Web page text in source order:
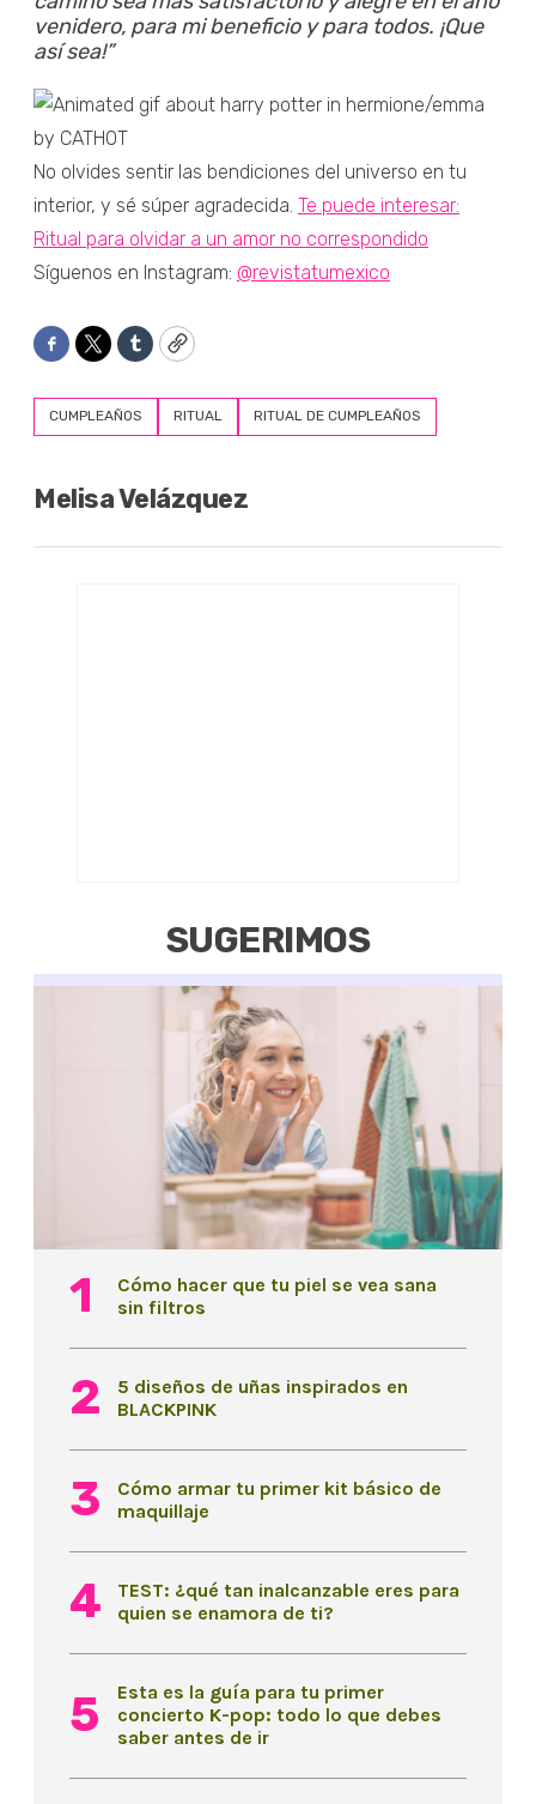
venidero, para mi beneficio y para todos. ¡Que
así sea!”
No olvides sentir las bendiciones del universo en tu
interior, y sé súper agradecida. Te puede interesar:
Ritual para olvidar a un amor no correspondido
Síguenos en Instagram: @revistatumexico
Facebook
TwitterTumblrCopy
CUMPLEAÑOS RITUAL RITUAL DE CUMPLEAÑOS
Melisa Velázquez
SUGERIMOS
Cómo hacer que tu piel se vea sana
sin filtros
5 diseños de uñas inspirados en
BLACKPINK
Cómo armar tu primer kit básico de
maquillaje
TEST: ¿qué tan inalcanzable eres para
quien se enamora de ti?
Esta es la guía para tu primer
concierto K-pop: todo lo que debes
saber antes de ir